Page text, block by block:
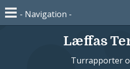
Læffas
Turrapporter